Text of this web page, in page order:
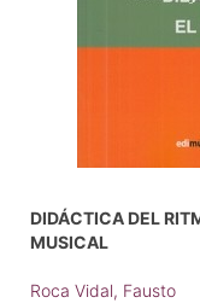
DIDÁCTICA DEL
MUSICAL
Roca Vidal, Fausto